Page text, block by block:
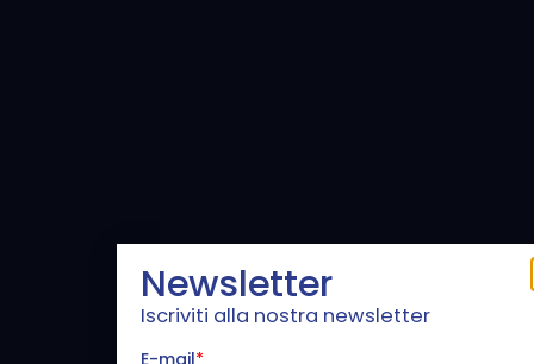
Newsletter
Iscriviti alla nostra newsletter